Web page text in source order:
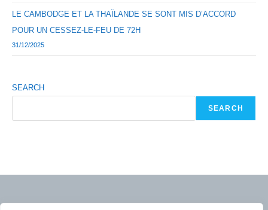
LE CAMBODGE ET LA THAÏLANDE SE SONT MIS D’ACCORD
POUR UN CESSEZ-LE-FEU DE 72H
31/12/2025
SEARCH
SEARCH